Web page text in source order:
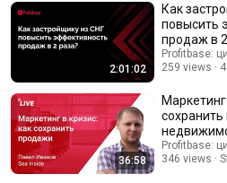
2:01:02
Как
повысить
продаж в
Profitbase:
259 views
36:58
Маркетинг
Profitbase:
346 views